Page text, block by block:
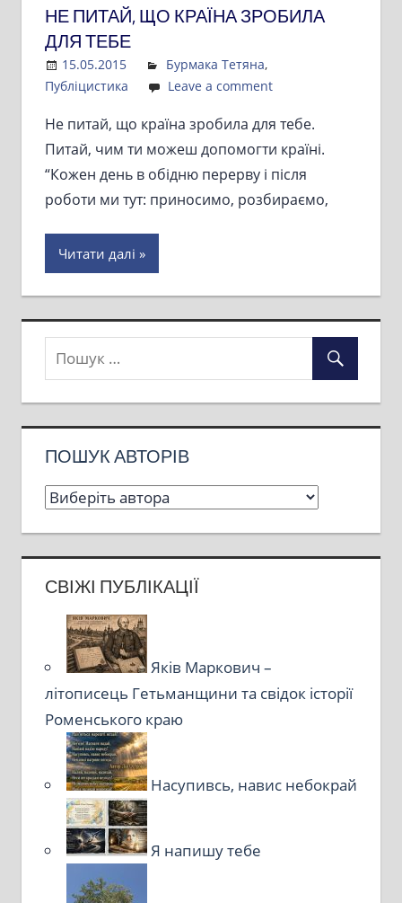
НЕ ПИТАЙ, ЩО КРАЇНА ЗРОБИЛА
ДЛЯ ТЕБЕ
15.05.2015 Admin
Бурмака Тетяна,
Публіцистика
Leave a comment
Не питай, що країна зробила для тебе.
Питай, чим ти можеш допомогти країні.
“Кожен день в обідню перерву і після
роботи ми тут: приносимо, розбираємо,
Читати далі
ПОШУК АВТОРІВ
СВІЖІ ПУБЛІКАЦІЇ
Яків Маркович –
літописець Гетьманщини та свідок історії
Роменського краю
Насупивсь, навис небокрай
Я напишу тебе